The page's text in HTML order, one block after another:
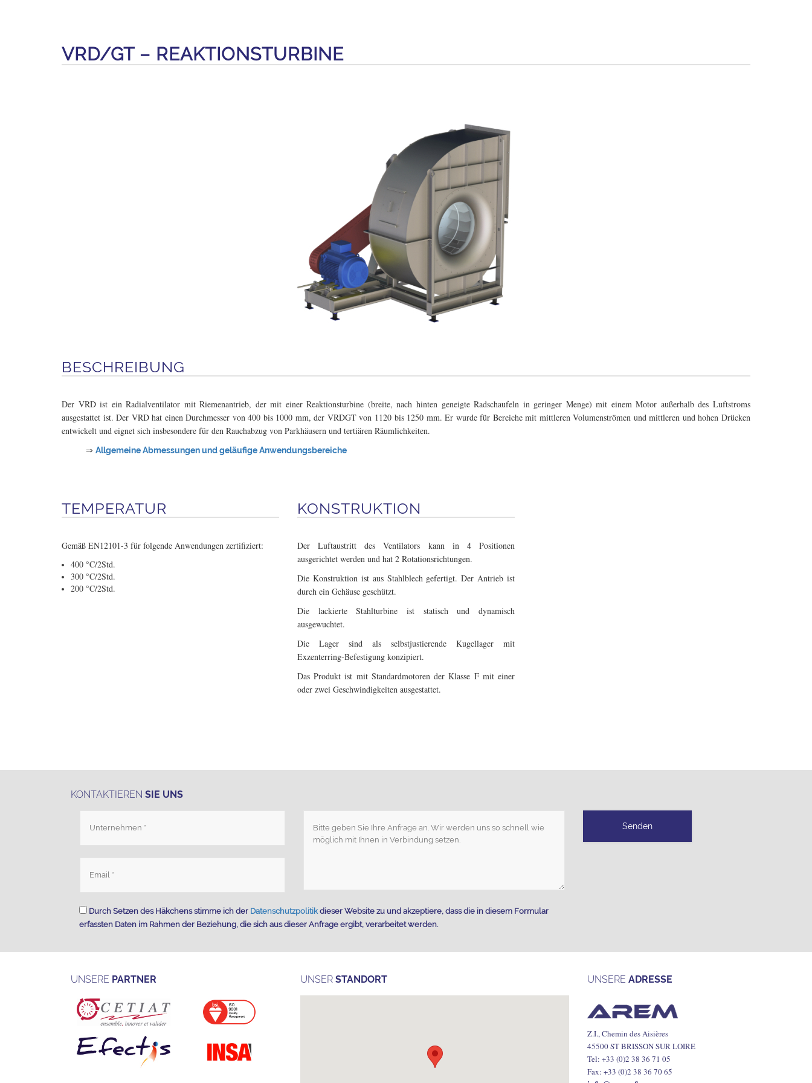
VRD/GT – REAKTIONSTURBINE
BESCHREIBUNG
Der VRD ist ein Radialventilator mit Riemenantrieb, der mit einer Reaktionsturbine (breite, nach hinten geneigte Radschaufeln in geringer Menge) mit einem Motor außerhalb des Luftstroms
ausgestattet ist. Der VRD hat einen Durchmesser von 400 bis 1000 mm, der VRDGT von 1120 bis 1250 mm.Er wurde für Bereiche mit mittleren Volumenströmen und mittleren und hohen Drücken
entwickelt und eignet sich insbesondere für den Rauchabzug von Parkhäusern und tertiären Räumlichkeiten.
⇒ Allgemeine Abmessungen und geläufige Anwendungsbereiche
TEMPERATUR
Gemäß EN12101-3 für folgende Anwendungen zertifiziert:
400 °C/2Std.
300 °C/2Std.
200 °C/2Std.
KONSTRUKTION
Der Luftaustritt des Ventilators kann in 4 Positionen
ausgerichtet werden und hat 2 Rotationsrichtungen.
Die Konstruktion ist aus Stahlblech gefertigt. Der Antrieb ist
durch ein Gehäuse geschützt.
Die lackierte Stahlturbine ist statisch und dynamisch
ausgewuchtet.
Die Lager sind als selbstjustierende Kugellager mit
Exzenterring-Befestigung konzipiert.
Das Produkt ist mit Standardmotoren der Klasse F mit einer
oder zwei Geschwindigkeiten ausgestattet.
KONTAKTIEREN SIE UNS
Durch Setzen des Häkchens stimme ich der Datenschutzpolitikdieser Website zu und akzeptiere, dass die in diesem Formular
erfassten Daten im Rahmen der Beziehung, die sich aus dieser Anfrage ergibt, verarbeitet werden.
UNSERE PARTNER UNSER STANDORT UNSERE ADRESSE
Z.I., Chemin des Aisières
45500 ST BRISSON SUR LOIRE
Tel: +33 (0)2 38 36 71 05
Fax: +33 (0)2 38 36 70 65